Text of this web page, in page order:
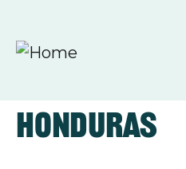
Honduras